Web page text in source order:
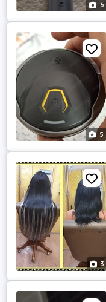
6
5
3